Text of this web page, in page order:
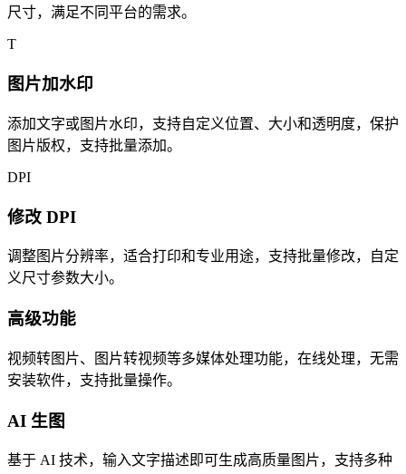
尺寸，满足不同平台的需求。
T
图片加水印
添加文字或图片水印，支持自定义位置、大小和透明度，保护
图片版权，支持批量添加。
DPI
修改 DPI
调整图片分辨率，适合打印和专业用途，支持批量修改，自定
义尺寸参数大小。
高级功能
视频转图片、图片转视频等多媒体处理功能，在线处理，无需
安装软件，支持批量操作。
AI 生图
基于 AI 技术，输入文字描述即可生成高质量图片，支持多种